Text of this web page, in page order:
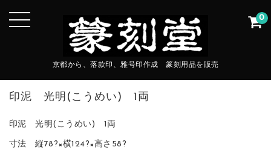
京都から、落款印、雅号印作成 篆刻用品を販売
0
印泥 光明(こうめい) 1両
印泥 光明(こうめい) 1両
寸法 縦78?×横124?×高さ58?